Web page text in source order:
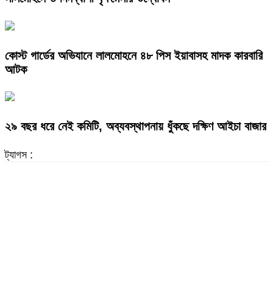
কোস্ট গার্ডের অভিযানে লালমোহনে ৪৮ পিস ইয়াবাসহ মাদক কারবারি
আটক
২৯ বছর ধরে নেই কমিটি, অব্যবস্থাপনায় ধুঁকছে দক্ষিণ আইচা বাজার
ট্যাগস :